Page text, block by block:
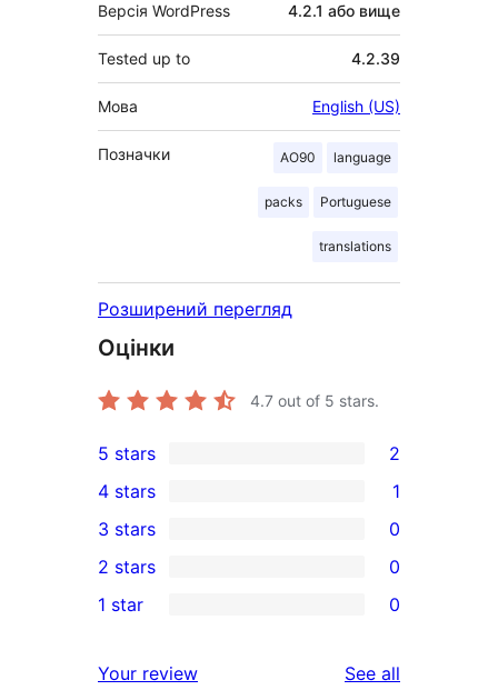
Версія WordPress 4.2.1 або вище
Tested up to 4.2.39
Мова English (US)
Позначки AO90 language
packs Portuguese
translations
Розширений перегляд
Оцінки
4.7 out of 5 stars.
2
5-
star
reviews
5 stars 2
4-
star
review
4 stars 1
0
3-
star
3 stars 0
2-
reviews
2 stars 0
1 star 0
Your review See all